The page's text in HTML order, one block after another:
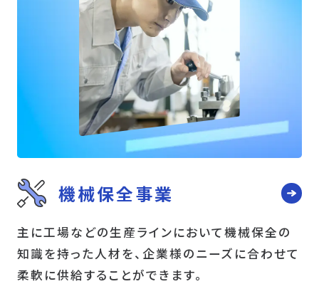
機械保全事業
主に工場などの生産ラインにおいて機械保全の
知識を持った人材を、企業様のニーズに合わせて
柔軟に供給することができます。